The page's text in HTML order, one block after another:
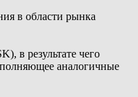
в области рынка
в результате чего
аналогичные